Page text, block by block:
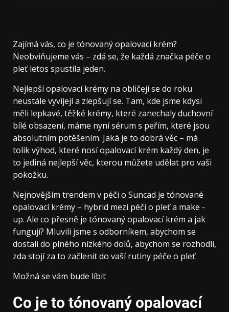
Zajímá vás, co je tónovaný opalovací krém?
Neobviňujeme vás – zdá se, že každá značka péče o
pleť letos spustila jeden.
Nejlepší opalovací krémy na obličeji se do roku
neustále vyvíjejí a zlepšují se. Tam, kde jsme kdysi
měli lepkavé, těžké krémy, které zanechaly duchovní
bílé obsazení, máme nyní sérum s peřím, které jsou
absolutním potěšením. Jaká je to dobrá věc – má
tolik výhod, které nosí opalovací krém každý den, je
to jediná nejlepší věc, kterou můžete udělat pro vaši
pokožku.
Nejnovějším trendem v péči o Suncad je tónované
opalovací krémy – hybrid mezi péčí o pleť a make -
up. Ale co přesně je tónovaný opalovací krém a jak
fungují? Mluvili jsme s odborníkem, abychom se
dostali do plného nízkého dolů, abychom se rozhodli,
zda stojí za to začlenit do vaší rutiny péče o pleť.
Možná se vám bude líbit
Co je to tónovaný opalovací